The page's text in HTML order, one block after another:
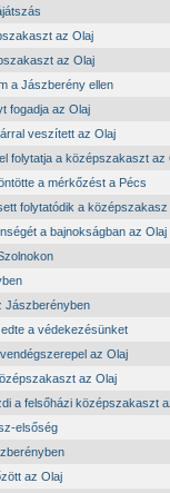
az Olaj
az Olaj
a Jászberény ellen
fogadja az Olaj
veszített az Olaj
folytatja a középszakaszt az
a mérkőzést a Pécs
folytatódik a középszakasz
a bajnokságban az Olaj
Jászberényben
a védekezésünket
az Olaj
az Olaj
a felsőházi középszakaszt
elsőség
az Olaj